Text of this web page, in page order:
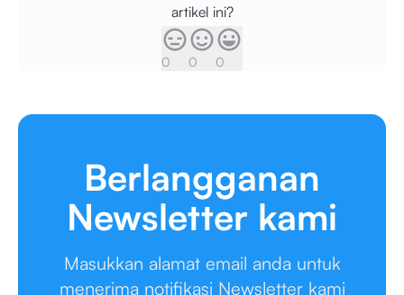
artikel ini?
0 0 0
Berlangganan
Newsletter kami
Masukkan alamat email anda untuk
menerima notifikasi Newsletter kami